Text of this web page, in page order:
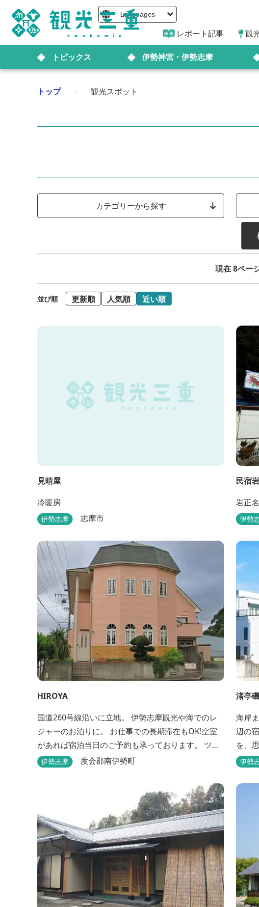
Languages
レポート記事 観
トピックス 伊勢神宮・伊勢志摩
トップ › 観光スポット
カテゴリーから探す
現在 8ペー
並び順 更新順 人気順 近い順
見晴屋
冷暖房
伊勢志摩 志摩市
民宿
岩正
伊勢
HIROYA
国道260号線沿いに立地。 伊勢志摩観光や海でのレ
ジャーのお泊りに。 お仕事での長期滞在もOK!空室
があれば宿泊当日のご予約も承っております。 ツー
リングのバイカーさんもお気軽にお立ち寄りくださ
伊勢志摩 度会郡南伊勢町
渚亭
海岸
辺の
を、
伊勢